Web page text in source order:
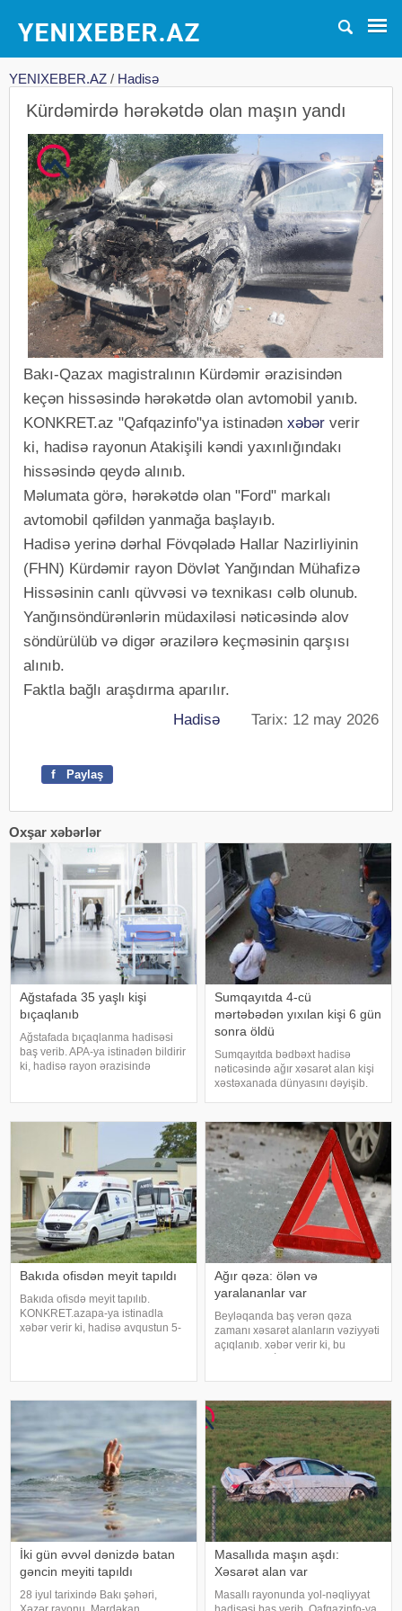
YENIXEBER.AZ / Hadisə
Kürdəmirdə hərəkətdə olan maşın yandı
Bakı-Qazax magistralının Kürdəmir ərazisindən
keçən hissəsində hərəkətdə olan avtomobil yanıb.
KONKRET.az "Qafqazinfo"ya istinadən xəbər verir
ki, hadisə rayonun Atakişili kəndi yaxınlığındakı
hissəsində qeydə alınıb.
Məlumata görə, hərəkətdə olan "Ford" markalı
avtomobil qəfildən yanmağa başlayıb.
Hadisə yerinə dərhal Fövqəladə Hallar Nazirliyinin
(FHN) Kürdəmir rayon Dövlət Yanğından Mühafizə
Hissəsinin canlı qüvvəsi və texnikası cəlb olunub.
Yanğınsöndürənlərin müdaxiləsi nəticəsində alov
söndürülüb və digər ərazilərə keçməsinin qarşısı
alınıb.
Faktla bağlı araşdırma aparılır.
Hadisə Tarix: 12 may 2026
f Paylaş
Oxşar xəbərlər
Ağstafada 35 yaşlı kişi
bıçaqlanıb
Ağstafada bıçaqlanma hadisəsi
baş verib. APA-ya istinadən bildirir
ki, hadisə rayon ərazisində
xəsarəti ilə xəstəxanaya çatdırılıb
Sumqayıtda 4-cü
mərtəbədən yıxılan kişi 6 gün
sonra öldü
Sumqayıtda bədbəxt hadisə
nəticəsində ağır xəsarət alan kişi
xəstəxanada dünyasını dəyişib.
mikrorayon ərazisində baş verib.
Belə ki, 1962-c
Bakıda ofisdən meyit tapıldı
Bakıda ofisdə meyit tapılıb.
KONKRET.azapa-ya istinadla
xəbər verir ki, hadisə avqustun 5-
işlədiyi Q.Qarayev prospekti 23-d
Ağır qəza: ölən və
yaralananlar var
Beyləqanda baş verən qəza
zamanı xəsarət alanların vəziyyəti
açıqlanıb. xəbər verir ki, bu
nəfər (kişi) 31.07.2026-cı il
tarixind
İki gün əvvəl dənizdə batan
gəncin meyiti tapıldı
28 iyul tarixində Bakı şəhəri,
Masallıda maşın aşdı:
Xəsarət alan var
Masallı rayonunda yol-nəqliyyat